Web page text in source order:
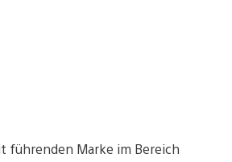
führenden Marke im Bereich